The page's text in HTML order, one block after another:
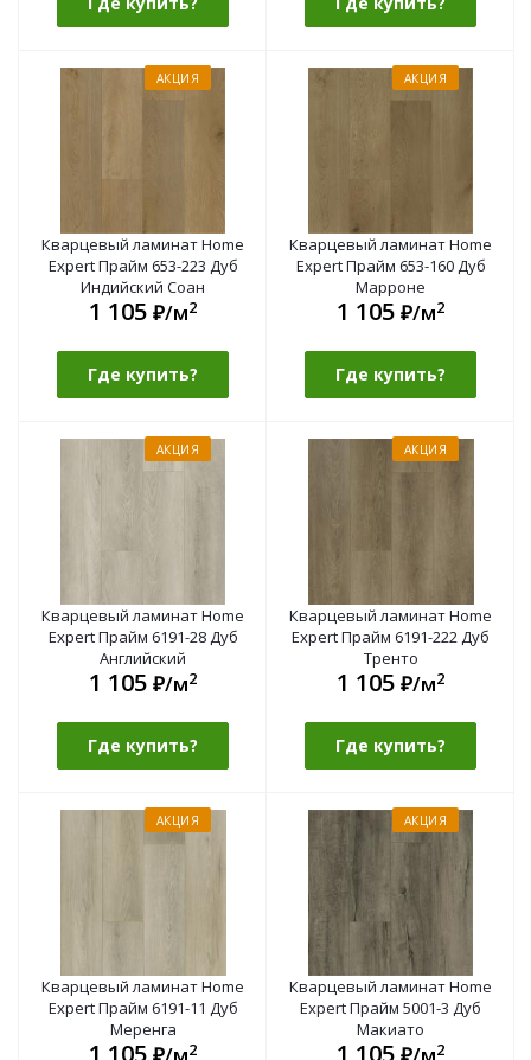
АКЦИЯ
Кварцевый ламинат Home
Expert Прайм 653-223 Дуб
Индийский Соан
1 105 ₽/м2
Где купить?
АКЦИЯ
Кварцевый ламинат Home
Expert Прайм 653-160 Дуб
Марроне
1 105 ₽/м2
Где купить?
АКЦИЯ
Кварцевый ламинат Home
Expert Прайм 6191-28 Дуб
Английский
1 105 ₽/м2
Где купить?
АКЦИЯ
Кварцевый ламинат Home
Expert Прайм 6191-222 Дуб
Тренто
1 105 ₽/м2
Где купить?
АКЦИЯ
Кварцевый ламинат Home
Expert Прайм 6191-11 Дуб
Меренга
1 105 2
АКЦИЯ
Кварцевый ламинат Home
Expert Прайм 5001-3 Дуб
Макиато
1 105 2